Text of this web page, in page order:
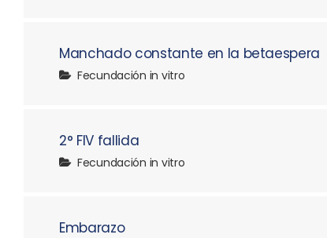
Manchado constante en la betaespera
Fecundación in vitro
2° FIV fallida
Fecundación in vitro
Embarazo